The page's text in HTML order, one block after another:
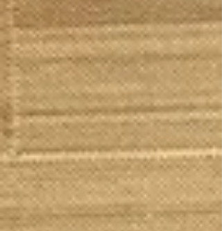
上如何善用創新科技與人工智能以推動環保
育；兩位鳳一小老師亦分享學校經驗，包括
學年與團隊合作進行的「浸大 SEE X 鳳一小
小小能源偵探隊」活動；最後浸大研究員張
偉博士代表團隊介紹「能源審計師計劃」，
隊研究員亦帶領參與教師進行人工智能輔助
源審計的體驗活動，嘗試於活動場地內運用
同測量工具收集用電數據。